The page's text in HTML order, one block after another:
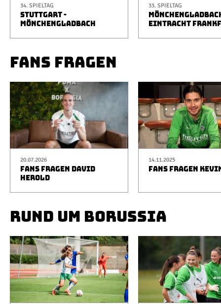
34. SPIELTAG
STUTTGART -
MÖNCHENGLADBACH
33. SPIELTAG
EINTRACHT
FANS FRAGEN
20.07.2026
FANS FRAGEN DAVID
HEROLD
14.11.2025
FANS FRAGEN
RUND UM BORUSSIA